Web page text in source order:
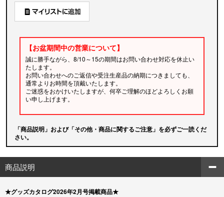
【お盆期間中の営業について】
誠に勝手ながら、8/10～15の期間はお問い合わせ対応を休止い
たします。
お問い合わせへのご返信や受注生産品の納期につきましても、
通常よりお時間を頂戴いたします。
ご迷惑をおかけいたしますが、何卒ご理解のほどよろしくお願
い申し上げます。
「商品説明」および「その他・商品に関するご注意」を必ずご一読くだ
さい。
商品説明
★グッズカタログ2026年2月号掲載商品★